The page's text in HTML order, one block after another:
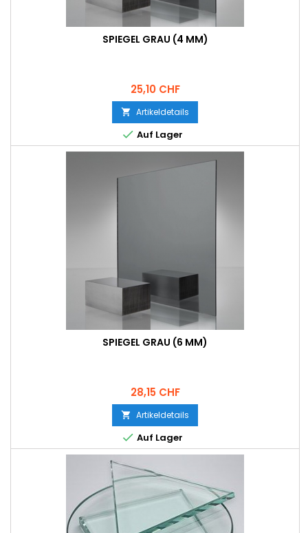
SPIEGEL GRAU (4 MM)
Preis
25,10 CHF
 Artikeldetails
 Auf Lager
SPIEGEL GRAU (6 MM)
Preis
28,15 CHF
 Artikeldetails
 Auf Lager